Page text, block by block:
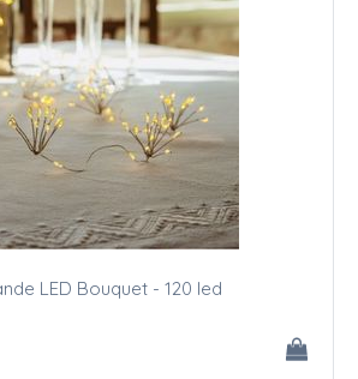
LED Bouquet - 120 led